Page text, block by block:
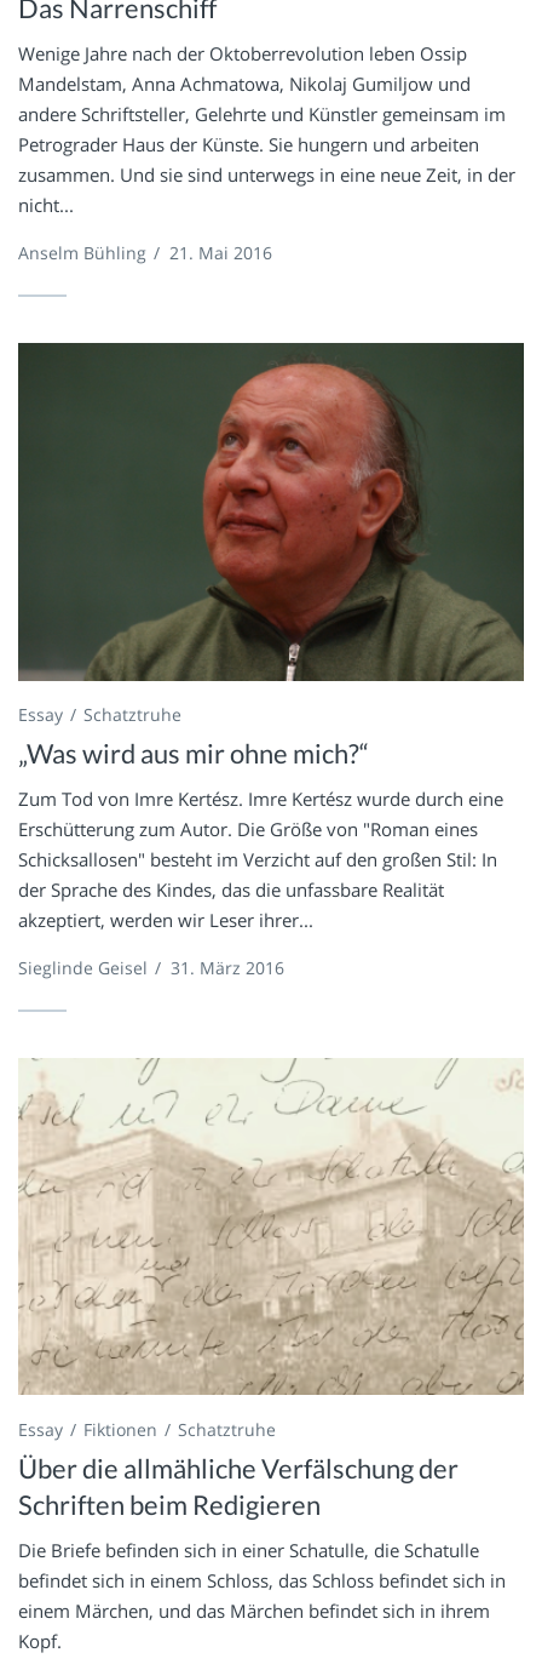
Das Narrenschiff
Wenige Jahre nach der Oktoberrevolution leben Ossip
Mandelstam, Anna Achmatowa, Nikolaj Gumiljow und
andere Schriftsteller, Gelehrte und Künstler gemeinsam im
Petrograder Haus der Künste. Sie hungern und arbeiten
zusammen. Und sie sind unterwegs in eine neue Zeit, in der
nicht...
Anselm Bühling / 21. Mai 2016
Essay Schatztruhe
„Was wird aus mir ohne mich?“
Zum Tod von Imre Kertész. Imre Kertész wurde durch eine
Erschütterung zum Autor. Die Größe von "Roman eines
Schicksallosen" besteht im Verzicht auf den großen Stil: In
der Sprache des Kindes, das die unfassbare Realität
akzeptiert, werden wir Leser ihrer...
Sieglinde Geisel / 31. März 2016
Essay Fiktionen Schatztruhe
Über die allmähliche Verfälschung der
Schriften beim Redigieren
Die Briefe befinden sich in einer Schatulle, die Schatulle
befindet sich in einem Schloss, das Schloss befindet sich in
einem Märchen, und das Märchen befindet sich in ihrem
Kopf.